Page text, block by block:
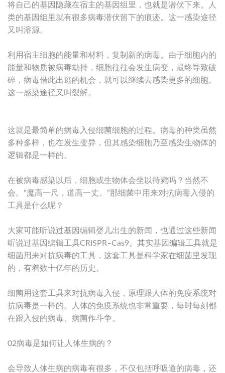
将自己的基因隐藏在宿主的基因组里，也就是潜伏下来。人
类的基因组里就有很多病毒潜伏留下的痕迹。这一感染途径
又叫溶源。
利用宿主细胞的能量和材料，复制新的病毒。由于细胞内的
能量和物质被病毒劫持，细胞往往会发生病变，最终导致破
碎，病毒借此出逃的机会，就可以继续去感染更多的细胞。
这一感染途径又叫裂解。
这就是最简单的病毒入侵细菌细胞的过程。病毒的种类虽然
多种多样，也在发生变异，但其感染细胞乃至感染生物体的
逻辑都是一样的。
在被病毒感染以后，细胞或生物体会坐以待毙吗？当然不
会。“魔高一尺，道高一丈。”那细菌中用来对抗病毒入侵的
工具是什么呢？
大家可能听说过基因编辑婴儿出生的新闻，也通过这些新闻
听说过基因编辑工具CRISPR–Cas9。其实基因编辑工具就是
细菌用来对抗病毒的工具，这套工具是科学家在细菌里发现
的，有着数十亿年的历史。
细菌用这套工具来对抗病毒入侵，原理跟人体的免疫系统对
抗病毒是一样的。人体的免疫系统也非常重要，每时每刻都
在跟入侵的病毒、病菌作斗争。
02病毒是如何让人体生病的？
会导致人体生病的病毒有很多，不仅包括呼吸道的病毒，还